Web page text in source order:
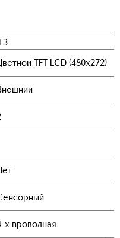
TFT LCD (480х272)
х проводная